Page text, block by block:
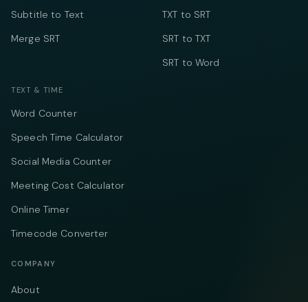
Subtitle to Text
Merge SRT
TXT to SRT
SRT to TXT
SRT to Word
TEXT & TIME
Word Counter
Speech Time Calculator
Social Media Counter
Meeting Cost Calculator
Online Timer
Timecode Converter
COMPANY
About